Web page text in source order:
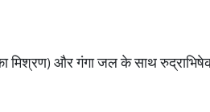
मिश्रण) और गंगा जल के साथ